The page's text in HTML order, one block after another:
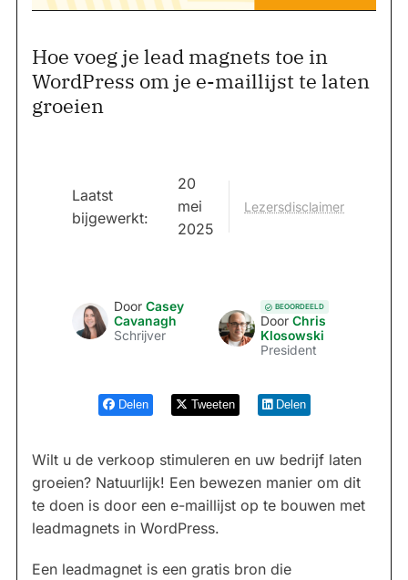
Hoe voeg je lead magnets toe in
WordPress om je e-maillijst te laten
groeien
Laatst
bijgewerkt:
20
mei
2025
Lezersdisclaimer
Door Casey
Cavanagh
Schrijver
BEOORDEELD
Door Chris
Klosowski
President
Delen Tweeten Delen
Wilt u de verkoop stimuleren en uw bedrijf laten
groeien? Natuurlijk! Een bewezen manier om dit
te doen is door een e-maillijst op te bouwen met
leadmagnets in WordPress.
Een leadmagnet is een gratis bron die